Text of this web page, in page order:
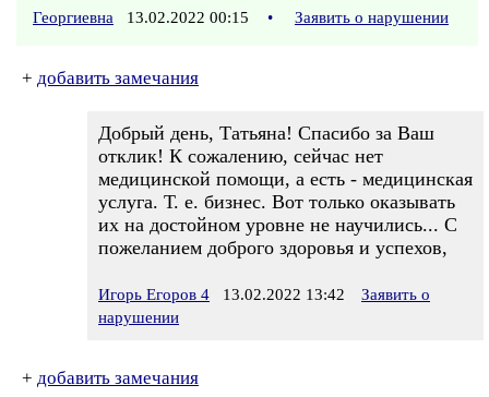
Георгиевна 13.02.2022 00:15 • Заявить о нарушении
+ добавить замечания
Добрый день, Татьяна! Спасибо за Ваш
отклик! К сожалению, сейчас нет
медицинской помощи, а есть - медицинская
услуга. Т. е. бизнес. Вот только оказывать
их на достойном уровне не научились... С
пожеланием доброго здоровья и успехов,
Игорь Егоров 4 13.02.2022 13:42
Заявить о
нарушении
+ добавить замечания